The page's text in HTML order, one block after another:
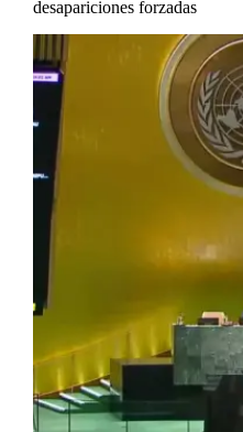
desapariciones forzadas